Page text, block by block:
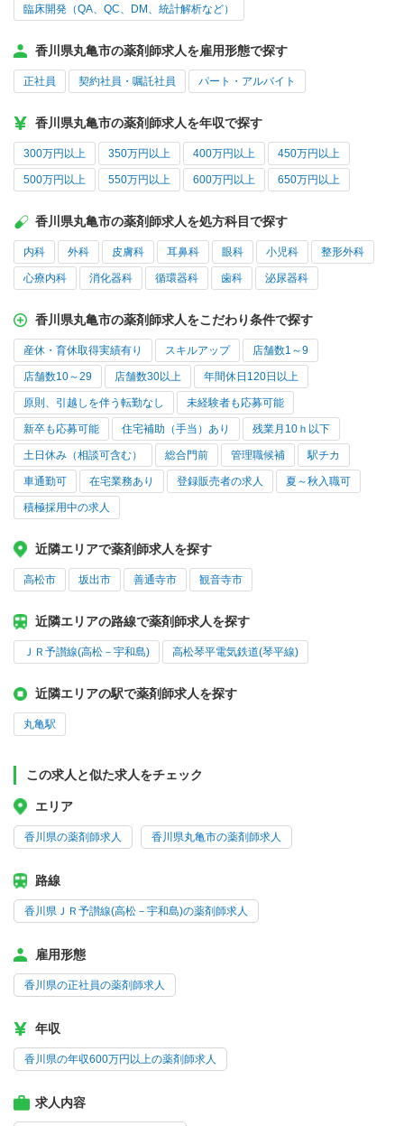
臨床開発（QA、QC、DM、統計解析など）
香川県丸亀市の薬剤師求人を雇用形態で探す
正社員 契約社員・嘱託社員 パート・アルバイト
香川県丸亀市の薬剤師求人を年収で探す
300万円以上 350万円以上 400万円以上 450万円以上
500万円以上 550万円以上 600万円以上 650万円以上
香川県丸亀市の薬剤師求人を処方科目で探す
内科 外科 皮膚科 耳鼻科 眼科 小児科 整形外科
心療内科 消化器科 循環器科 歯科 泌尿器科
香川県丸亀市の薬剤師求人をこだわり条件で探す
産休・育休取得実績有り スキルアップ 店舗数1～9
店舗数10～29 店舗数30以上 年間休日120日以上
原則、引越しを伴う転勤なし 未経験者も応募可能
新卒も応募可能 住宅補助（手当）あり 残業月10ｈ以下
土日休み（相談可含む） 総合門前 管理職候補 駅チカ
車通勤可 在宅業務あり 登録販売者の求人 夏～秋入職可
積極採用中の求人
近隣エリアで薬剤師求人を探す
高松市 坂出市 善通寺市 観音寺市
近隣エリアの路線で薬剤師求人を探す
ＪＲ予讃線(高松－宇和島) 高松琴平電気鉄道(琴平線)
近隣エリアの駅で薬剤師求人を探す
丸亀駅
この求人と似た求人をチェック
エリア
香川県の薬剤師求人 香川県丸亀市の薬剤師求人
路線
香川県ＪＲ予讃線(高松－宇和島)の薬剤師求人
雇用形態
香川県の正社員の薬剤師求人
年収
香川県の年収600万円以上の薬剤師求人
求人内容